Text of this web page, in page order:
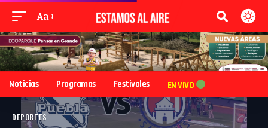
Aa
Noticias Programas Festivales EN VIVO
DEPORTES